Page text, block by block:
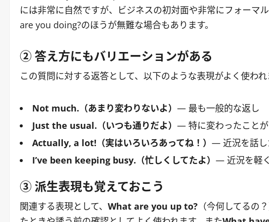
には非常に自然ですが、ビジネスの初対面や非常にフォーマ
are you doing?のほうが無難な場合もあります。
② 答え方にもバリエーションがある
この質問に対する返答として、以下のような表現がよく使われ
Not much.（あまり変わりないよ） ― 最も一般的な返し
Just the usual.（いつも通りだよ） ― 特に変わったこと
Actually, a lot!（実はいろいろあってね！） ― 近況を話し
I’ve been keeping busy.（忙しくしてたよ） ― 近況を軽
③ 派生表現も覚えておこう
関連する表現として、 What are you up to? （今何してるの